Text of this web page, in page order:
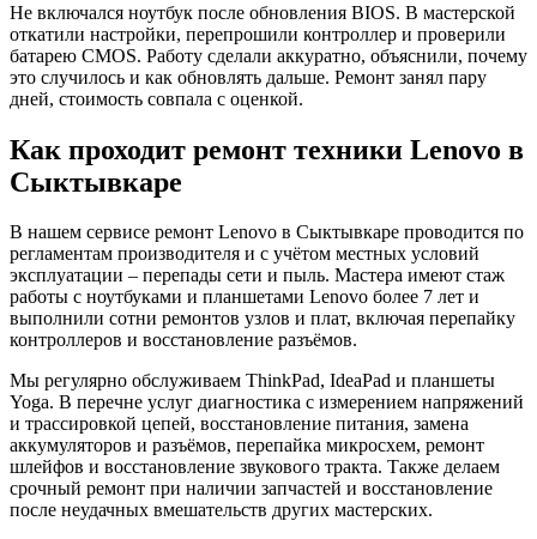
Не включался ноутбук после обновления BIOS. В мастерской
откатили настройки, перепрошили контроллер и проверили
батарею CMOS. Работу сделали аккуратно, объяснили, почему
это случилось и как обновлять дальше. Ремонт занял пару
дней, стоимость совпала с оценкой.
Как проходит ремонт техники Lenovo в
Сыктывкаре
В нашем сервисе ремонт Lenovo в Сыктывкаре проводится по
регламентам производителя и с учётом местных условий
эксплуатации – перепады сети и пыль. Мастера имеют стаж
работы с ноутбуками и планшетами Lenovo более 7 лет и
выполнили сотни ремонтов узлов и плат, включая перепайку
контроллеров и восстановление разъёмов.
Мы регулярно обслуживаем ThinkPad, IdeaPad и планшеты
Yoga. В перечне услуг диагностика с измерением напряжений
и трассировкой цепей, восстановление питания, замена
аккумуляторов и разъёмов, перепайка микросхем, ремонт
шлейфов и восстановление звукового тракта. Также делаем
срочный ремонт при наличии запчастей и восстановление
после неудачных вмешательств других мастерских.